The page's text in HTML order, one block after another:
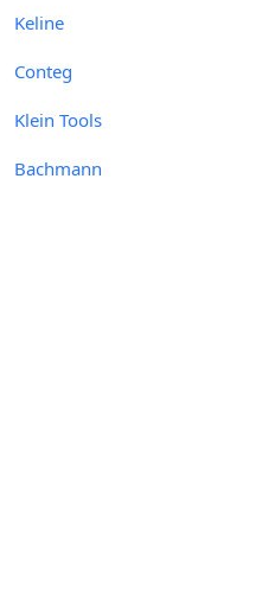
Keline
Conteg
Klein Tools
Bachmann